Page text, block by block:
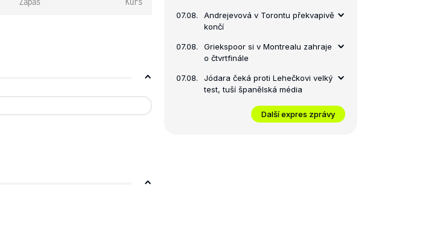
07.08.
Andrejevová v Torontu překvapivě
končí
07.08.
Griekspoor si v Montrealu zahraje
o čtvrtfinále
07.08.
Jódara čeká proti Lehečkovi velký
test, tuší španělská média
Další expres zprávy